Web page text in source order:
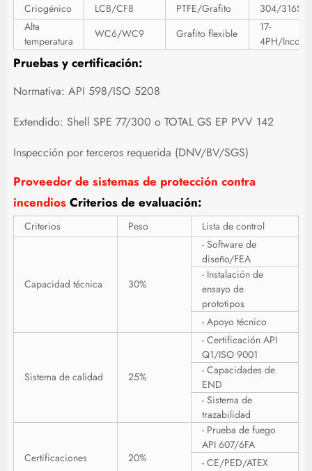
Criogénico
LCB/CF8 PTFE/Grafito
304/316SS
Alta
temperatura
WC6/WC9 Grafito flexible
17-
4PH/Inconel
Pruebas y certificación:
Normativa: API 598/ISO 5208
Extendido: Shell SPE 77/300 o TOTAL GS EP PVV 142
Inspección por terceros requerida (DNV/BV/SGS)
Proveedor de sistemas de protección contra
incendios Criterios de evaluación:
Criterios Peso Lista de control
Capacidad técnica 30%
- Software de
diseño/FEA
- Instalación de
ensayo de
prototipos
- Apoyo técnico
Sistema de calidad 25%
- Certificación API
Q1/ISO 9001
- Capacidades de
END
- Sistema de
trazabilidad
Certificaciones 20%
- Prueba de fuego
API 607/6FA
- CE/PED/ATEX